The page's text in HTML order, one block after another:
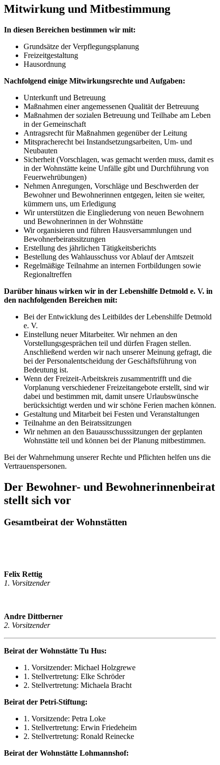
Mitwirkung und Mitbestimmung
In diesen Bereichen bestimmen wir mit:
Grundsätze der Verpflegungsplanung
Freizeitgestaltung
Hausordnung
Nachfolgend einige Mitwirkungsrechte und Aufgaben:
Unterkunft und Betreuung
Maßnahmen einer angemessenen Qualität der Betreuung
Maßnahmen der sozialen Betreuung und Teilhabe am Leben
in der Gemeinschaft
Antragsrecht für Maßnahmen gegenüber der Leitung
Mitspracherecht bei Instandsetzungsarbeiten, Um- und
Neubauten
Sicherheit (Vorschlagen, was gemacht werden muss, damit es
in der Wohnstätte keine Unfälle gibt und Durchführung von
Feuerwehrübungen)
Nehmen Anregungen, Vorschläge und Beschwerden der
Bewohner und Bewohnerinnen entgegen, leiten sie weiter,
kümmern uns, um Erledigung
Wir unterstützen die Eingliederung von neuen Bewohnern
und Bewohnerinnen in der Wohnstätte
Wir organisieren und führen Hausversammlungen und
Bewohnerbeiratssitzungen
Erstellung des jährlichen Tätigkeitsberichts
Bestellung des Wahlausschuss vor Ablauf der Amtszeit
Regelmäßige Teilnahme an internen Fortbildungen sowie
Regionaltreffen
Darüber hinaus wirken wir in der Lebenshilfe Detmold e. V. in
den nachfolgenden Bereichen mit:
Bei der Entwicklung des Leitbildes der Lebenshilfe Detmold
e. V.
Einstellung neuer Mitarbeiter. Wir nehmen an den
Vorstellungsgesprächen teil und dürfen Fragen stellen.
Anschließend werden wir nach unserer Meinung gefragt, die
bei der Personalentscheidung der Geschäftsführung von
Bedeutung ist.
Wenn der Freizeit-Arbeitskreis zusammentrifft und die
Vorplanung verschiedener Freizeitangebote erstellt, sind wir
dabei und bestimmen mit, damit unsere Urlaubswünsche
berücksichtigt werden und wir schöne Ferien machen können.
Gestaltung und Mitarbeit bei Festen und Veranstaltungen
Teilnahme an den Beiratssitzungen
Wir nehmen an den Bauausschusssitzungen der geplanten
Wohnstätte teil und können bei der Planung mitbestimmen.
Bei der Wahrnehmung unserer Rechte und Pflichten helfen uns die
Vertrauenspersonen.
Der Bewohner- und Bewohnerinnenbeirat
stellt sich vor
Gesamtbeirat der Wohnstätten
Felix Rettig
1. Vorsitzender
Andre Dittberner
2. Vorsitzender
Beirat der Wohnstätte Tu Hus:
1. Vorsitzender: Michael Holzgrewe
1. Stellvertretung: Elke Schröder
2. Stellvertretung: Michaela Bracht
Beirat der Petri-Stiftung:
1. Vorsitzende: Petra Loke
1. Stellvertretung: Erwin Friedeheim
2. Stellvertretung: Ronald Reinecke
Beirat der Wohnstätte Lohmannshof: